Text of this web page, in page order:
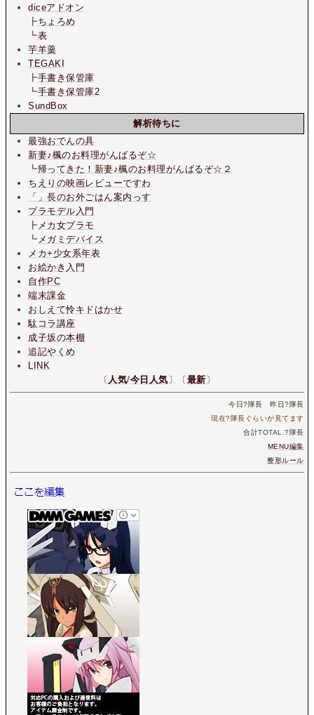
diceアドオン
┣ちょろめ
┗表
芋羊羹
TEGAKI
┣手書き保管庫
┗手書き保管庫2
SundBox
解析待ちに
最強おでんの具
新妻♪楓のお料理がんばるぞ☆
┗帰ってきた！新妻♪楓のお料理がんばるぞ☆２
ちえりの映画レビューですわ
「」長のお外ごはん案内っす
プラモデル入門
┣ メカ女プラモ
┗ メガミデバイス
メカ+少女系年表
お絵かき入門
自作PC
端末課金
おしえて怜キドはかせ
駄コラ講座
成子坂の本棚
追記やくめ
LINK
〔 人気/今日人気 〕〔 最新 〕
今日? 隊長 昨日? 隊長
現在?隊長ぐらいが見てます
合計TOTAL.? 隊長
MENU編集
整形ルール